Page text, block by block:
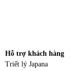
Hỗ trợ khách hàng
Triết lý Japana